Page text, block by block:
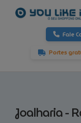
Fale
Portes
Joalharia -